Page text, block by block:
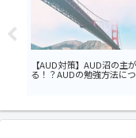
【AUD対策】AUD沼の主
る！？AUDの勉強方法に